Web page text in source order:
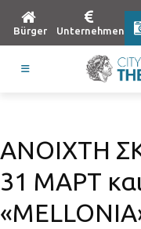
Bürger Unternehmen
ΑΝΟΙΧΤΗ
31 ΜΑΡΤ